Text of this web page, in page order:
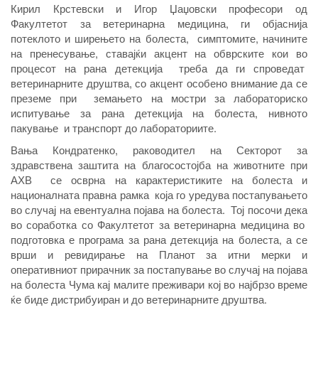
Кирил Крстевски и Игор Џаџовски професори од
Факултетот за ветеринарна медицина, ги објаснија
потеклото и ширењето на болеста, симптомите, начините
на пренесување, ставајќи акцент на обврските кои во
процесот на рана детекција треба да ги спроведат
ветеринарните друштва, со акцент особено внимание да се
преземе при земањето на мостри за лабораториско
испитување за рана детекција на болеста, нивното
пакување и транспорт до лабораториите.
Вања Кондратенко, раководител на Секторот за
здравствена заштита на благосостојба на животните при
АХВ се осврна на карактеристиките на болеста и
националната правна рамка која го уредува постапувањето
во случај на евентуална појава на болеста. Тој посочи дека
во соработка со Факултетот за ветеринарна медицина во
подготовка е програма за рана детекција на болеста, а се
врши и ревидирање на Планот за итни мерки и
оперативниот прирачник за постапување во случај на појава
на болеста Чума кај малите преживари кој во најбрзо време
ќе биде дистрибуиран и до ветеринарните друштва.